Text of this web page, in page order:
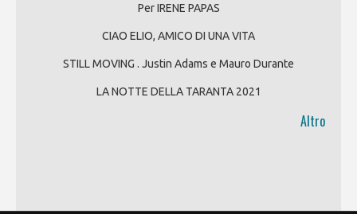
Per IRENE PAPAS
CIAO ELIO, AMICO DI UNA VITA
STILL MOVING . Justin Adams e Mauro Durante
LA NOTTE DELLA TARANTA 2021
Altro